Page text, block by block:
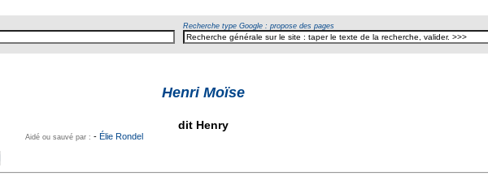
Recherche type Google : propose des pages
Henri Moïse
dit Henry
Aidé ou sauvé par : - Élie Rondel